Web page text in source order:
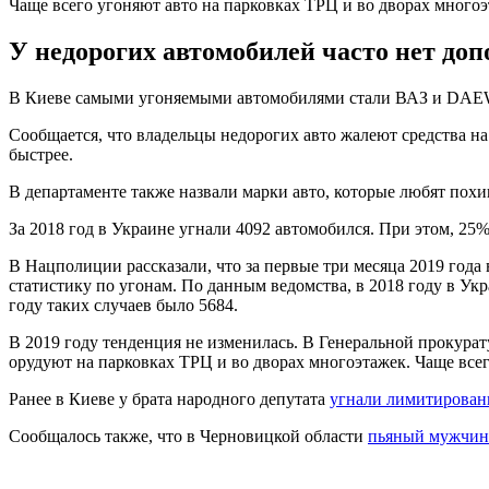
Чаще всего угоняют авто на парковках ТРЦ и во дворах
У недорогих автомобилей часто нет
В Киеве самыми угоняемыми автомобилями стали ВАЗ и
Сообщается, что владельцы недорогих авто жалеют средства
быстрее.
В департаменте также назвали марки авто, которые любят
За 2018 год в Украине угнали 4092 автомобился. При этом,
В Нацполиции рассказали, что за первые три месяца 2019
статистику по угонам. По данным ведомства, в 2018 году в
году таких случаев было 5684.
В 2019 году тенденция не изменилась. В Генеральной
орудуют на парковках ТРЦ и во дворах многоэтажек. Чаще
Ранее в Киеве у брата народного депутата угнали
Сообщалось также, что в Черновицкой области пьяный